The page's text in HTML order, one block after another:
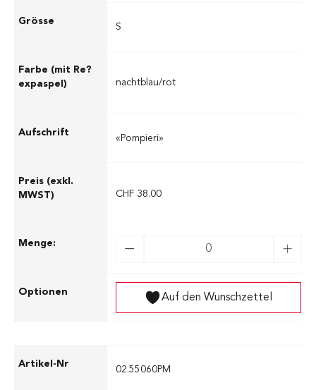
S
nachtblau/rot
«Pompieri»
CHF 38.00
Auf den Wunschzettel
02.55060PM